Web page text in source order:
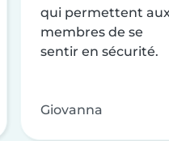
qui permettent
membres de se
sentir en sécurité.
Giovanna